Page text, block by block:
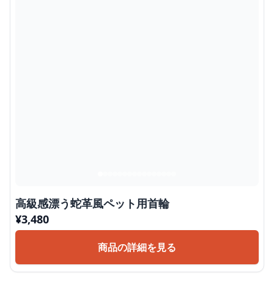
高級感漂う蛇革風ペット用首輪
¥3,480
商品の詳細を見る